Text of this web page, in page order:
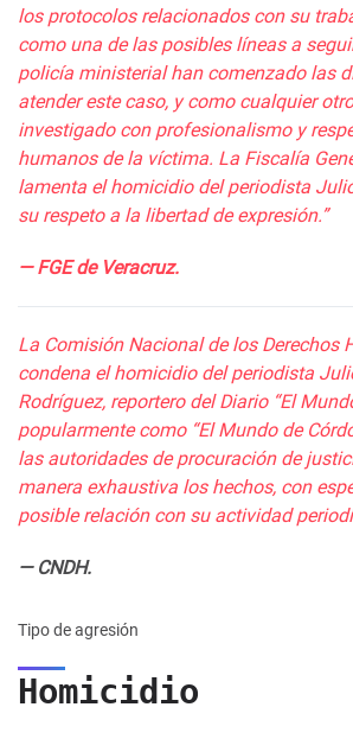
los protocolos relacionados con su
como una de las posibles líneas a
policía ministerial han comenzado las
atender este caso, y como cualquier
investigado con profesionalismo y
humanos de la víctima. La Fiscalía
lamenta el homicidio del periodista
su respeto a la libertad de expresión.”
— FGE de Veracruz.
La Comisión Nacional de los Derechos
condena el homicidio del periodista
Rodríguez, reportero del Diario “El
popularmente como “El Mundo de
las autoridades de procuración de
manera exhaustiva los hechos, con
posible relación con su actividad
— CNDH.
Tipo de agresión
Homicidio